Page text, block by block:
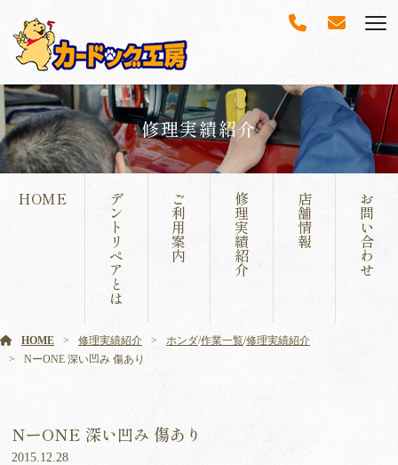
修理実績紹介
HOME デ
ン
ト
リ
ペ
ア
と
は
ご
利
用
案
内
修
理
実
績
紹
介
店
舗
情
報
お
問
い
合
わ
せ
HOME 修理実績紹介 ホンダ/作業一覧/修理実績紹介
NーONE 深い凹み 傷あり
NーONE 深い凹み 傷あり
2015.12.28